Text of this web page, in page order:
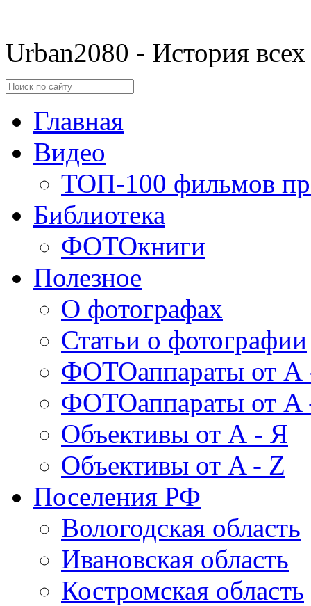
Urban2080 - История
Главная
Видео
ТОП-100 фильмов
Библиотека
ФОТОкниги
Полезное
О фотографах
Статьи о фотографии
ФОТОаппараты от А
ФОТОаппараты от A
Объективы от А - Я
Объективы от A - Z
Поселения РФ
Вологодская область
Ивановская область
Костромская область